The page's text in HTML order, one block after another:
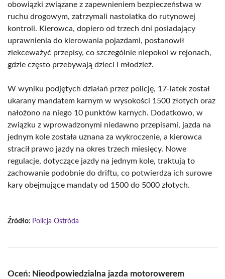
obowiązki związane z zapewnieniem bezpieczeństwa w
ruchu drogowym, zatrzymali nastolatka do rutynowej
kontroli. Kierowca, dopiero od trzech dni posiadający
uprawnienia do kierowania pojazdami, postanowił
zlekceważyć przepisy, co szczególnie niepokoi w rejonach,
gdzie często przebywają dzieci i młodzież.
W wyniku podjętych działań przez policję, 17-latek został
ukarany mandatem karnym w wysokości 1500 złotych oraz
nałożono na niego 10 punktów karnych. Dodatkowo, w
związku z wprowadzonymi niedawno przepisami, jazda na
jednym kole została uznana za wykroczenie, a kierowca
stracił prawo jazdy na okres trzech miesięcy. Nowe
regulacje, dotyczące jazdy na jednym kole, traktują to
zachowanie podobnie do driftu, co potwierdza ich surowe
kary obejmujące mandaty od 1500 do 5000 złotych.
Źródło: Policja Ostróda
Oceń: Nieodpowiedzialna jazda motorowerem